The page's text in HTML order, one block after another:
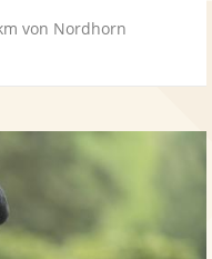
von Nordhorn